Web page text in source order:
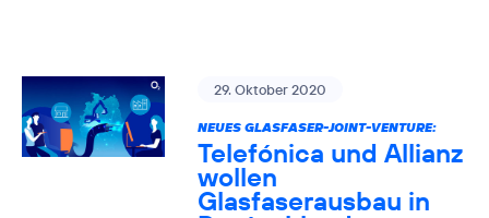
29. Oktober 2020
NEUES GLASFASER-JOINT-VENTURE:
Telefónica und Allianz
wollen
Glasfaserausbau in